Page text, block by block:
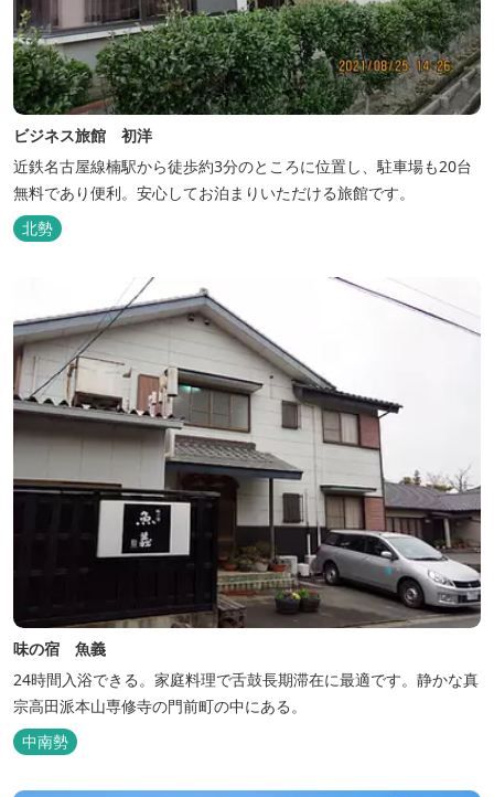
ビジネス旅館 初洋
近鉄名古屋線楠駅から徒歩約3分のところに位置し、駐車場も20台
無料であり便利。安心してお泊まりいただける旅館です。
北勢
味の宿 魚義
24時間入浴できる。家庭料理で舌鼓長期滞在に最適です。静かな真
宗高田派本山専修寺の門前町の中にある。
中南勢